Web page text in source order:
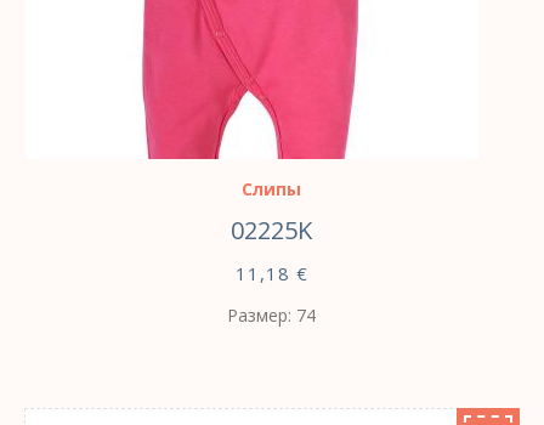
ВЫБЕРИТЕ ПАРАМЕТРЫ
Слипы
02225K
11,18 €
Размер: 74